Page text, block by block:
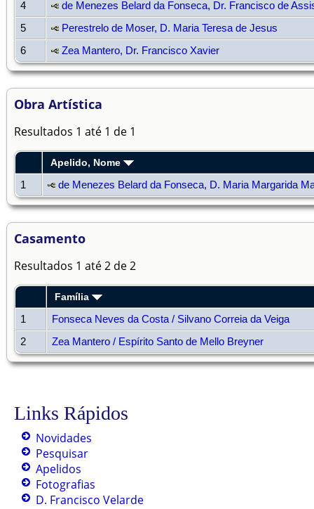
4
de Menezes Belard da Fonseca, Dr. Francisco de
5
Perestrelo de Moser, D. Maria Teresa de Jesus
6
Zea Mantero, Dr. Francisco Xavier
Obra Artística
Resultados 1 até 1 de 1
Apelido, Nome
1
de Menezes Belard da Fonseca, D. Maria Margarida
Casamento
Resultados 1 até 2 de 2
Família
1
Fonseca Neves da Costa / Silvano Correia da Veiga
2
Zea Mantero / Espírito Santo de Mello Breyner
Links Rápidos
Novidades
Pesquisar
Apelidos
Fotografias
D. Francisco Velarde